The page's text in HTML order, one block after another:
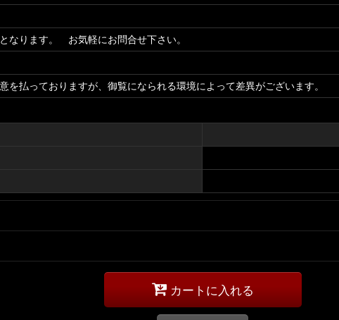
なります。 お気軽にお問合せ下さい。
を払っておりますが、御覧になられる環境によって差異がございます。
カートに入れる